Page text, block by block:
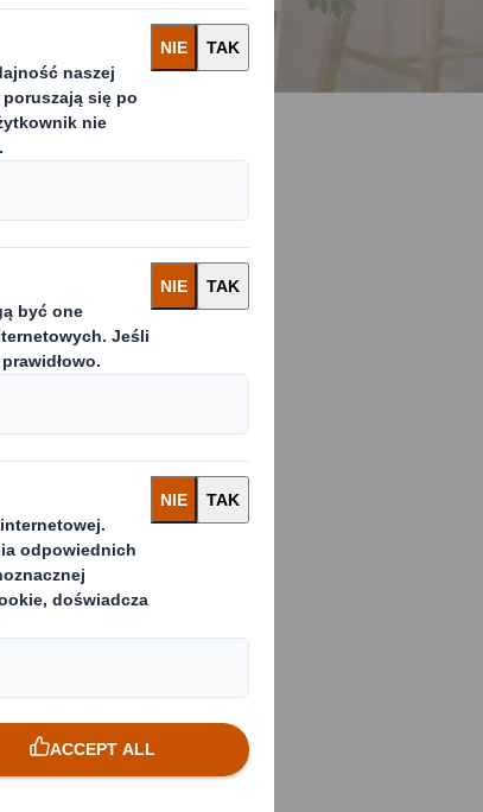
i
i produktów.
możemy
albo